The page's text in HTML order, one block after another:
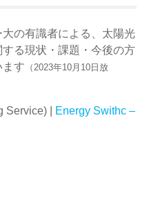
の有識者による、太陽光
る現状・課題・今後の方
ます （2023年10月10日放
Service) |
Energy Swithc –